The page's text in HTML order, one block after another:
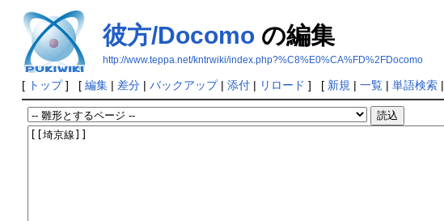
彼方/Docomoの編集
http://www.teppa.net/kntrwiki/index.php?%C8%E0%CA%FD%2FDocomo
[ トップ] [ 編集| 差分| バックアップ| 添付| リロード ] [ 新規 | 一覧| 単語検索|